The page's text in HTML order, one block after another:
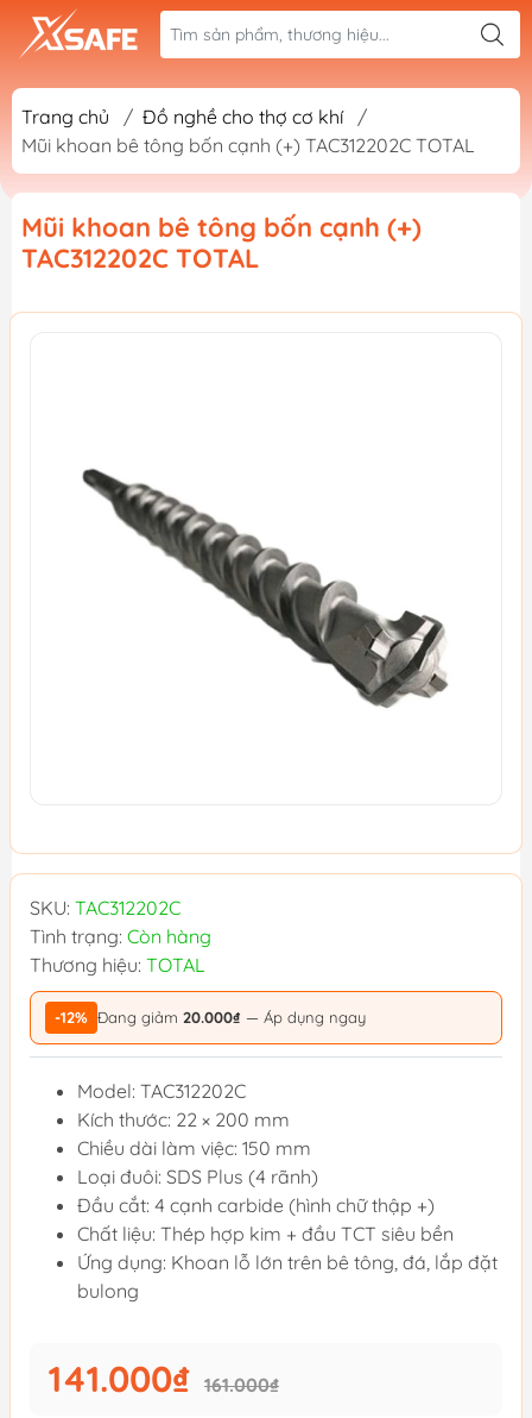
Trang chủ / Đồ nghề cho thợ cơ khí
/
Mũi khoan bê tông bốn cạnh (+) TAC312202C TOTAL
Mũi khoan bê tông bốn cạnh (+)
TAC312202C TOTAL
SKU: TAC312202C
Tình trạng: Còn hàng
Thương hiệu: TOTAL
-12% Đang giảm 20.000₫ — Áp dụng ngay
Model: TAC312202C
Kích thước: 22 × 200 mm
Chiều dài làm việc: 150 mm
Loại đuôi: SDS Plus (4 rãnh)
Đầu cắt: 4 cạnh carbide (hình chữ thập +)
Chất liệu: Thép hợp kim + đầu TCT siêu bền
Ứng dụng: Khoan lỗ lớn trên bê tông, đá, lắp đặt
bulong
141.000₫ 161.000₫